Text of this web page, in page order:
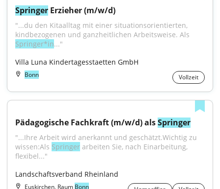
Springer Erzieher (m/w/d)
"...du den Kitaalltag mit einer situationsorientierten,
Springer*in..."
Villa Luna Kindertagesstaetten GmbH
Bonn Vollzeit
Pädagogische Fachkraft (m/w/d) als Springer
"...Ihre Arbeit wird anerkannt und geschätzt.Wichtig zu
wissen:Als Springer arbeiten Sie, nach Einarbeitung,
flexibel..."
Landschaftsverband Rheinland
Euskirchen, Raum Bonn